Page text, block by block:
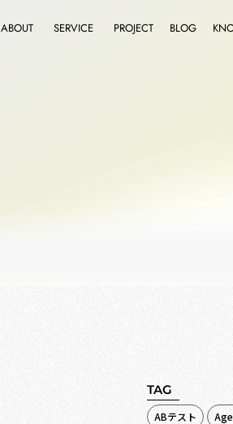
ABOUT SERVICE PROJECT BLOG
TAG
ABテスト